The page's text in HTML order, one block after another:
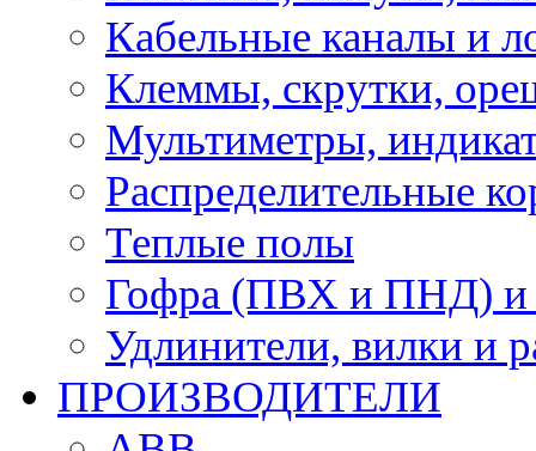
Кабельные каналы и
Клеммы, скрутки,
Мультиметры,
Распределительные
Теплые полы
Гофра (ПВХ и ПНД) и
Удлинители, вилки и
ПРОИЗВОДИТЕЛИ